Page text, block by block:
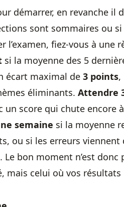
démarrer, en revanche il
sont sommaires ou si
l’examen, fiez-vous à une
si la moyenne des 5
écart maximal de 3 points,
éliminants. Attendre
un score qui chute encore
semaine si la moyenne
ou si les erreurs viennent
Le bon moment n’est donc
mais celui où vos